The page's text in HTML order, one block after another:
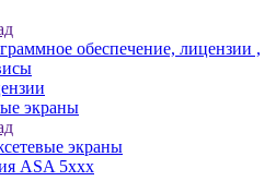
обеспечение, лицензии ,
экраны
экраны
ASA 5xxx